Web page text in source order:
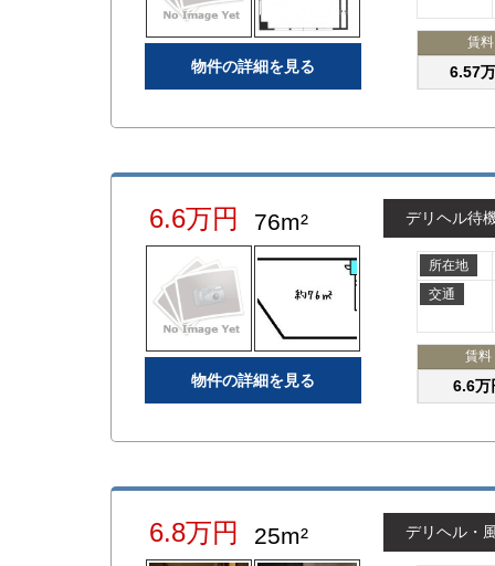
物件の詳細を見る
賃料
6.57
6.6万円 76m²
物件の詳細を見る
デリヘル待
所在地
交通
賃料
6.6万
6.8万円 25m² デリヘル・